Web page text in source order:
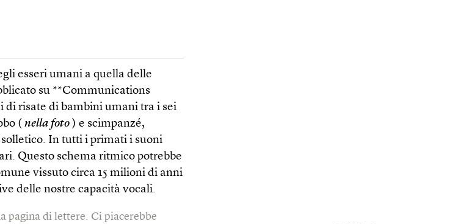
esseri umani a quella delle
su **Communications
di risate di bambini umani tra i sei
(nella foto ) e scimpanzé,
In tutti i primati i suoni
Questo schema ritmico potrebbe
vissuto circa 15 milioni di anni
delle nostre capacità vocali.
pagina di lettere. Ci piacerebbe